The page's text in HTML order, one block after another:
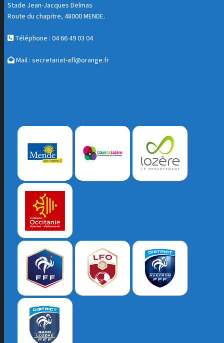
Stade Jean-Jacques Delmas
Route du chapitre, 48000 MENDE.
Téléphone : 04 66 49 03 04
Mail : secretariat-afl@orange.fr